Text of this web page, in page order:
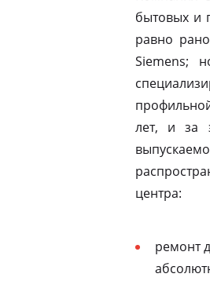
бытовых и
равно
Siemens;
лет, и за
центра:
ремонт